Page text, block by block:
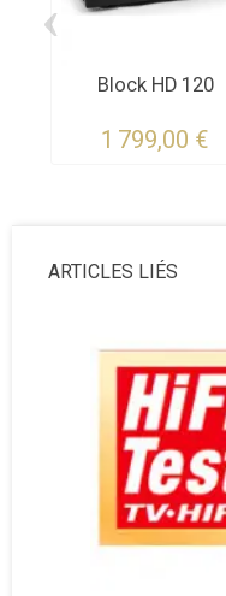
Block HD 120
1 799,00 €
‹
ARTICLES LIÉS